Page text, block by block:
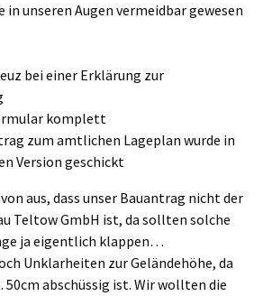
in unseren Augen vermeidbar gewesen
bei einer Erklärung zur
komplett
zum amtlichen Lageplan wurde in
Version geschickt
aus, dass unser Bauantrag nicht der
Teltow GmbH ist, da sollten solche
ja eigentlich klappen…
Unklarheiten zur Geländehöhe, da
50cm abschüssig ist. Wir wollten die